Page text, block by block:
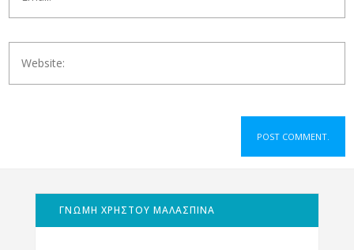
ΓΝΩΜΗ ΧΡΗΣΤΟΥ ΜΑΛΑΣΠΙΝΑ